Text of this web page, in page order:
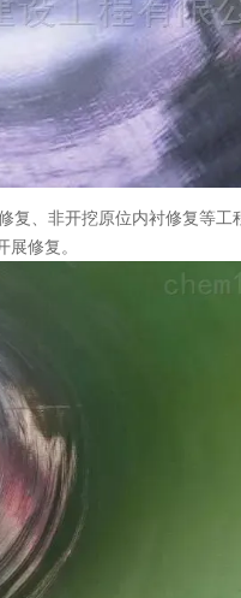
复、非开挖原位内衬修复等工
修复。